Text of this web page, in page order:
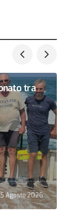
tra
5 Agosto 2026